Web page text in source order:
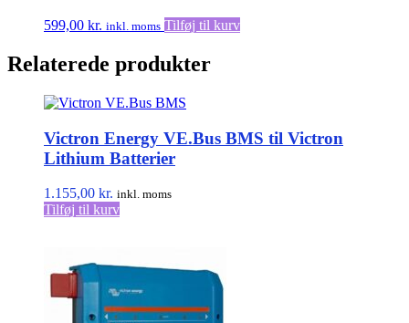
599,00 kr. inkl. moms Tilføj til kurv
Relaterede produkter
Victron Energy VE.Bus BMS til Victron
Lithium Batterier
1.155,00 kr. inkl. moms
Tilføj til kurv